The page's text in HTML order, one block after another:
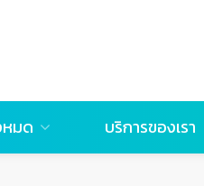
มด บริการของเรา